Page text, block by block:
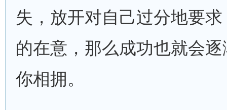
失，放开对自己过分地要
的在意，那么成功也就会
你相拥。